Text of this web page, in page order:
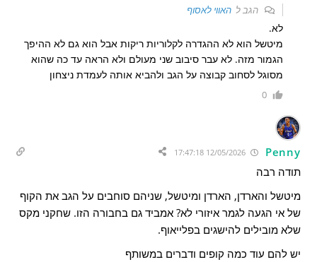
הגב להאווי לאסוף
לא.
מיטשל הוא לא ההגדרה לקלוריות ריקות אבל הוא גם לא ההיפך
הגמור מזה. לא עבר סיבוב שני מעולם ולא הראה עד כה שהוא
מסוגל לסחוב קבוצה על הגב ולהביא אותה לעמדת ניצחון
0
Penny
תודה רבה
מיטשל והארדן, הארדן ומיטשל, שניהם סוחבים על הגב את הקוף
של אי הגעה לגמר איזורי לא? אמביד גם בחבורה הזו. שחקני מקס
שלא מובילים להישגים בפלייאוף.
יש להם עוד כמה קופים ודברים במשותף